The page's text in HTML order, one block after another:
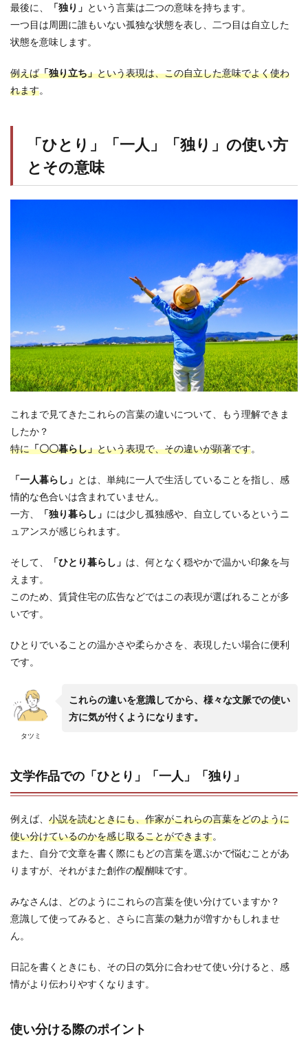
最後に、 「独り」 という言葉は二つの意味を持ちます。
一つ目は周囲に誰もいない孤独な状態を表し、二つ目は自立した
状態を意味します。
例えば「独り立ち」という表現は、この自立した意味でよく使わ
れます。
「ひとり」「一人」「独り」の使い方
とその意味
これまで見てきたこれらの言葉の違いについて、もう理解できま
したか？
特に「〇〇暮らし」という表現で、その違いが顕著です。
「一人暮らし」 とは、単純に一人で生活していることを指し、感
情的な色合いは含まれていません。
一方、
「独り暮らし」 には少し孤独感や、自立しているというニ
ュアンスが感じられます。
そして、 「ひとり暮らし」 は、何となく穏やかで温かい印象を与
えます。
このため、賃貸住宅の広告などではこの表現が選ばれることが多
いです。
ひとりでいることの温かさや柔らかさを、表現したい場合に便利
です。
タツミ
これらの違いを意識してから、様々な文脈での使い
方に気が付くようになります。
文学作品での「ひとり」「一人」「独り」
例えば、 小説を読むときにも、作家がこれらの言葉をどのように
使い分けているのかを感じ取ることができます。
また、自分で文章を書く際にもどの言葉を選ぶかで悩むことがあ
りますが、それがまた創作の醍醐味です。
みなさんは、どのようにこれらの言葉を使い分けていますか？
意識して使ってみると、さらに言葉の魅力が増すかもしれませ
ん。
日記を書くときにも、その日の気分に合わせて使い分けると、感
情がより伝わりやすくなります。
使い分ける際のポイント